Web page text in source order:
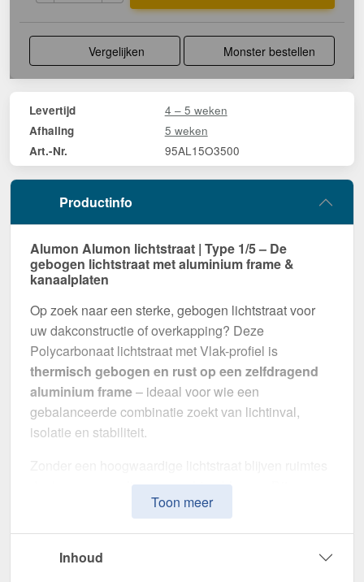
Vergelijken Monster bestellen
Levertijd 4 – 5 weken
Afhaling 5 weken
Art.-Nr. 95AL15O3500
Productinfo
Alumon Alumon lichtstraat | Type 1/5 – De
gebogen lichtstraat met aluminium frame &
kanaalplaten
Op zoek naar een sterke, gebogen lichtstraat voor
uw dakconstructie of overkapping? Deze
Polycarbonaat lichtstraat met Vlak-profiel is
thermisch gebogen en rust op een zelfdragend
aluminium frame– ideaal voor wie een
gebalanceerde combinatie zoekt van lichtinval,
isolatie en stabiliteit.
donker en gevoelig voor vochtproblemen. Dit
systeem is speciaal ontwikkeld om
perfect voor zowel kleine als grote projecten.
Toon meer
Inhoud